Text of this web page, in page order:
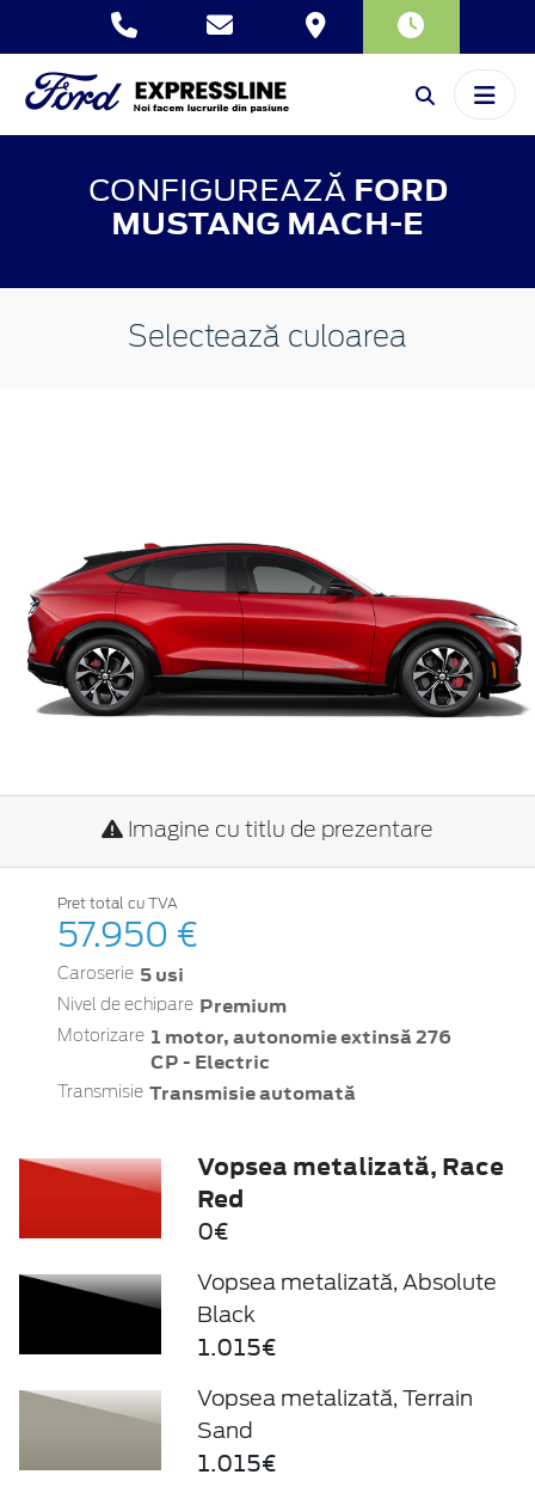
CONFIGUREAZĂ FORD
MUSTANG MACH-E
Selectează culoarea
Imagine cu titlu de prezentare
Pret total cu TVA
57.950 €
Caroserie 5 usi
Nivel de echipare Premium
Motorizare 1 motor, autonomie extinsă 276
CP - Electric
Transmisie Transmisie automată
Vopsea metalizată, Race
Red
0€
Vopsea metalizată, Absolute
Black
1.015€
Vopsea metalizată, Terrain
Sand
1.015€